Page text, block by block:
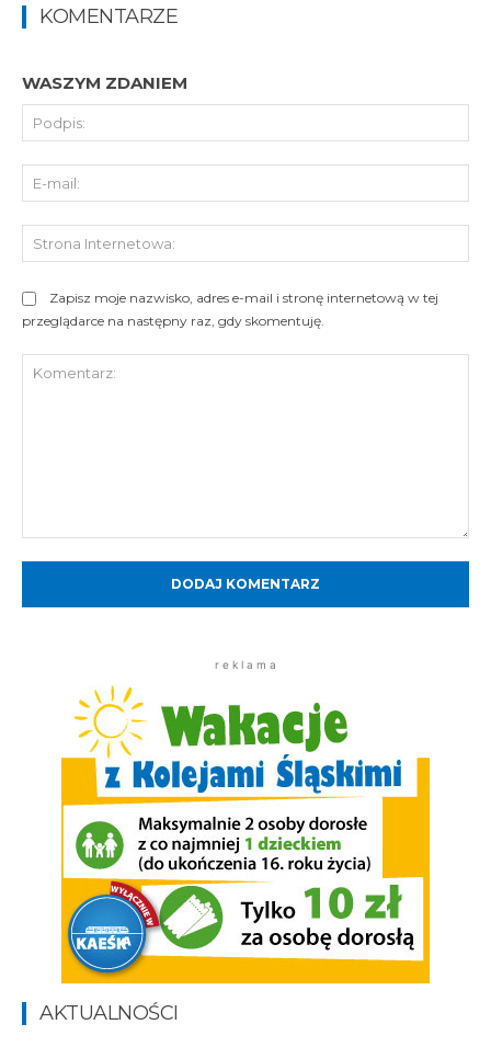
KOMENTARZE
WASZYM ZDANIEM
Zapisz moje nazwisko, adres e-mail i stronę internetową w tej
przeglądarce na następny raz, gdy skomentuję.
r e k l a m a
AKTUALNOŚCI